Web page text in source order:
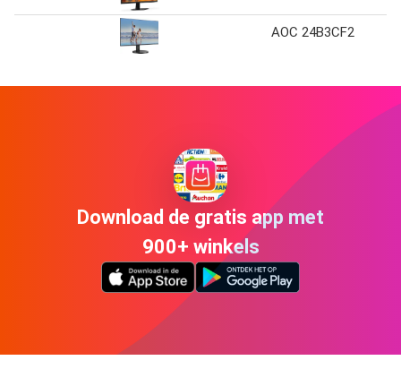
AOC 24B3CF2
Download de gratis app met
900+ winkels